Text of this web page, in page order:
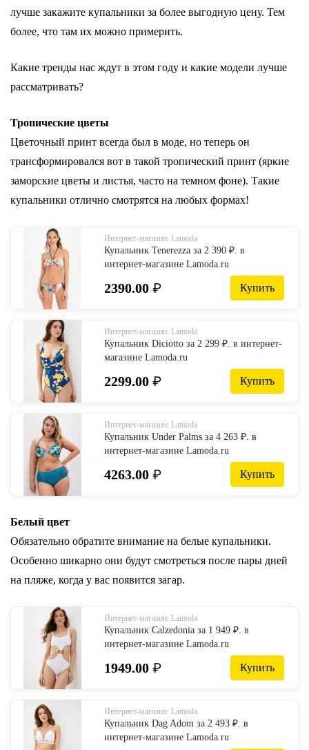
лучше закажите купальники за более выгодную цену. Тем
более, что там их можно примерить.
Какие тренды нас ждут в этом году и какие модели лучше
рассматривать?
Тропические цветы
Цветочный принт всегда был в моде, но теперь он
трансформировался вот в такой тропический принт (яркие
заморские цветы и листья, часто на темном фоне). Такие
купальники отлично смотрятся на любых формах!
Интернет-магазин: Lamoda
Купальник Tenerezza за 2 390 ₽. в
интернет-магазине Lamoda.ru
2390.00 ₽ Купить
Интернет-магазин: Lamoda
Купальник Diciotto за 2 299 ₽. в интернет-
магазине Lamoda.ru
2299.00 ₽ Купить
Интернет-магазин: Lamoda
Купальник Under Palms за 4 263 ₽. в
интернет-магазине Lamoda.ru
4263.00 ₽ Купить
Белый цвет
Обязательно обратите внимание на белые купальники.
Особенно шикарно они будут смотреться после пары дней
на пляже, когда у вас появится загар.
Интернет-магазин: Lamoda
Купальник Calzedonia за 1 949 ₽. в
интернет-магазине Lamoda.ru
1949.00 ₽ Купить
Интернет-магазин: Lamoda
Купальник Dag Adom за 2 493 ₽. в
интернет-магазине Lamoda.ru